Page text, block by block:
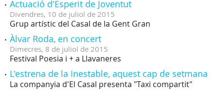
Actuació d'Esperit de Joventut
Divendres, 10 de juliol de 2015
Grup artístic del Casal de la Gent Gran
Àlvar Roda, en concert
Dimecres, 8 de juliol de 2015
Festival Poesia i + a Llavaneres
L'estrena de la Inestable, aquest cap de setmana
La companyia d'El Casal presenta "Taxi compartit"